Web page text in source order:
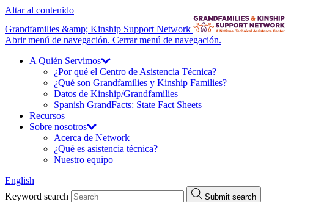
Altar al contenido
Grandfamilies &amp; Kinship Support Network
Abrir menú de navegación. Cerrar menú de navegación.
A Quién Servimos
¿Por qué el Centro de Asistencia Técnica?
¿Qué son Grandfamilies y Kinship Families?
Datos de Kinship/Grandfamilies
Spanish GrandFacts: State Fact Sheets
Recursos
Sobre nosotros
Acerca de Network
¿Qué es asistencia técnica?
Nuestro equipo
English
Keyword search
Submit search